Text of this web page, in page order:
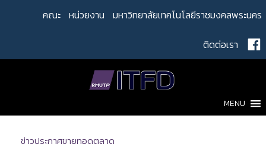
คณะ หน่วยงาน มหาวิทยาลัยเทคโนโลยีราชมงคลพระนคร
ติดต่อเรา
MENU
ข่าวประกาศขายทอดตลาด